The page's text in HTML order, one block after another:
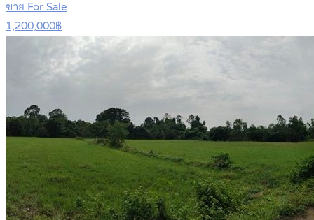
ขาย For Sale
1,200,000฿